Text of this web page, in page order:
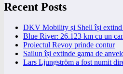
Recent Posts
DKV Mobility și Shell își extind
Blue River: 26.123 km cu un
Proiectul Revoy prinde contur
Sailun își extinde gama de
Lars Ljungström a fost numit